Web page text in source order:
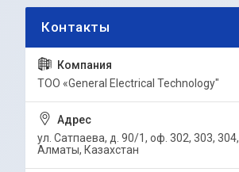
ТОО «General Electrical Technology"
ул. Сатпаева, д. 90/1, оф. 302, 303, 304,
Алматы, Казахстан